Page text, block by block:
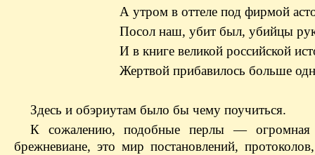
А утром в оттеле под фирмой
Посол наш, убит был, убийцы
И в книге великой российской
Жертвой прибавилось больше
Здесь и обэриутам было бы чему поучиться.
К сожалению, подобные перлы — огромная
брежневиане, это мир постановлений,